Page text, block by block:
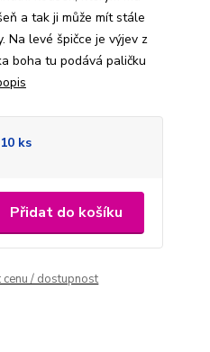
a tak ji může mít stále
Na levé špičce je výjev z
boha tu podává paličku
ks
Přidat do košíku
cenu / dostupnost